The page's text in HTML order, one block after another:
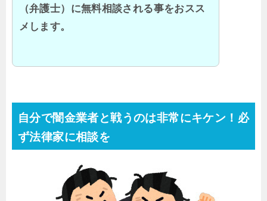
（弁護士）に無料相談される事をおスス
メします。
自分で闇金業者と戦うのは非常にキケン！必
ず法律家に相談を